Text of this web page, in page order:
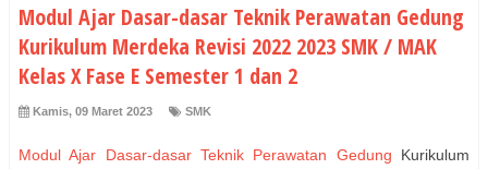
Modul Ajar Dasar-dasar Teknik Perawatan Gedung
Kurikulum Merdeka Revisi 2022 2023 SMK / MAK
Kelas X Fase E Semester 1 dan 2
Kamis, 09 Maret 2023 SMK
Modul Ajar Dasar-dasar Teknik Perawatan Gedung Kurikulum